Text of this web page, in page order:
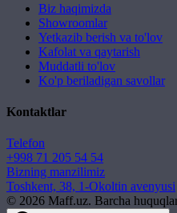
Biz haqimizda
Showroomlar
Yetkazib berish va to'lov
Kafolat va qaytarish
Muddatli to'lov
Ko'p beriladigan savollar
Kontaktlar
Telefon
+998 71 205 54 54
Bizning manzilimiz
Toshkent, 38, 1-Okoltin avenyusi
© 2026 Maff.uz. Barcha